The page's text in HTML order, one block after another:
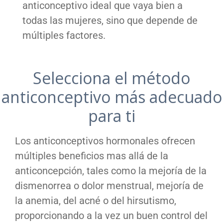
anticonceptivo ideal que vaya bien a
todas las mujeres, sino que depende de
múltiples factores.
Selecciona el método
anticonceptivo más adecuado
para ti
Los anticonceptivos hormonales ofrecen
múltiples beneficios mas allá de la
anticoncepción, tales como la mejoría de la
dismenorrea o dolor menstrual, mejoría de
la anemia, del acné o del hirsutismo,
proporcionando a la vez un buen control del